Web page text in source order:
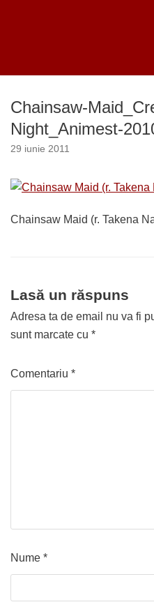
conținut
Chainsaw-
Night_Animest-
29 iunie 2011
Chainsaw Maid (r. Takena
Lasă un răspuns
Adresa ta de email nu va fi
sunt marcate cu *
Comentariu *
Nume *